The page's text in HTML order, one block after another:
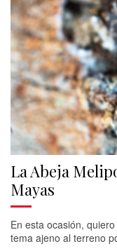
La Abeja
Mayas
En esta ocasión,
tema ajeno al terreno